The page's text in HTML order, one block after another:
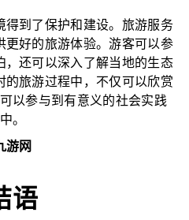
到了保护和建设。旅游服务
好的旅游体验。游客可以参
还可以深入了解当地的生态
旅游过程中，不仅可以欣赏
以参与到有意义的社会实践
中。
游网
语